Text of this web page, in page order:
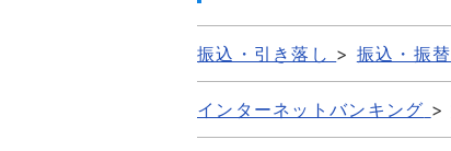
振込・引き落し > 振込・振替
インターネットバンキング >